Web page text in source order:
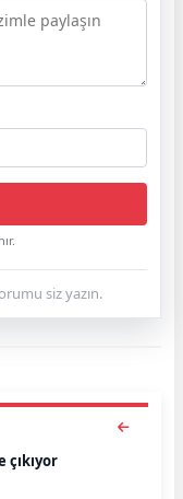
siz yazın.